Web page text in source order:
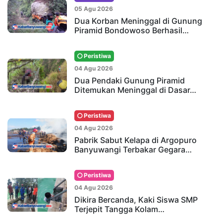
05 Agu 2026
Dua Korban Meninggal di Gunung
Piramid Bondowoso Berhasil…
Peristiwa
04 Agu 2026
Dua Pendaki Gunung Piramid
Ditemukan Meninggal di Dasar…
Peristiwa
04 Agu 2026
Pabrik Sabut Kelapa di Argopuro
Banyuwangi Terbakar Gegara…
Peristiwa
04 Agu 2026
Dikira Bercanda, Kaki Siswa SMP
Terjepit Tangga Kolam…